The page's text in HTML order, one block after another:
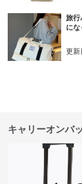
旅
に
更
キャリーオンバ